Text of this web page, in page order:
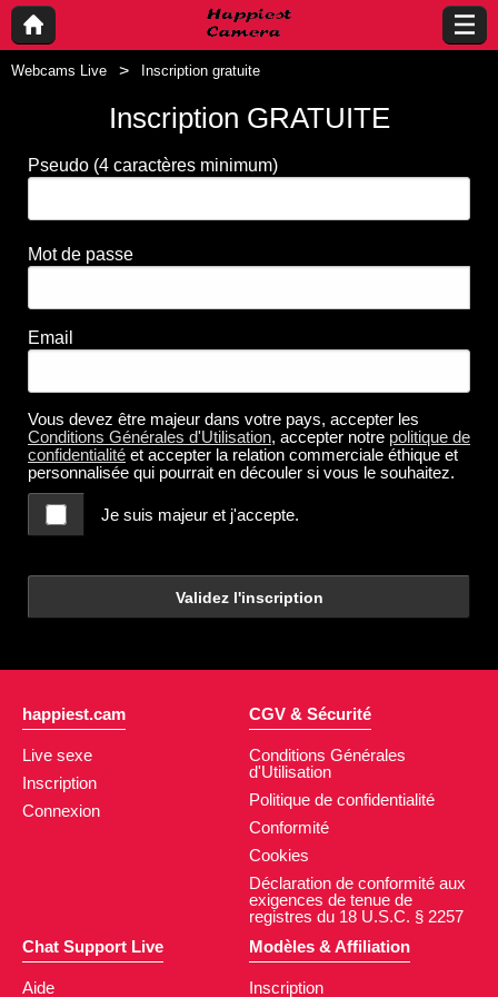
Webcams Live Inscription gratuite
Inscription GRATUITE
Pseudo (4 caractères minimum)
Mot de passe
Email
Vous devez être majeur dans votre pays, accepter les
Conditions Générales d'Utilisation, accepter notre politique de
confidentialité et accepter la relation commerciale éthique et
personnalisée qui pourrait en découler si vous le souhaitez.
Je suis majeur et j'accepte.
Validez l'inscription
happiest.cam
Live sexe
Inscription
Connexion
CGV & Sécurité
Conditions Générales
d'Utilisation
Politique de confidentialité
Conformité
Cookies
Déclaration de conformité aux
exigences de tenue de
registres du 18 U.S.C. § 2257
Chat Support Live
Aide
Modèles & Affiliation
Inscription